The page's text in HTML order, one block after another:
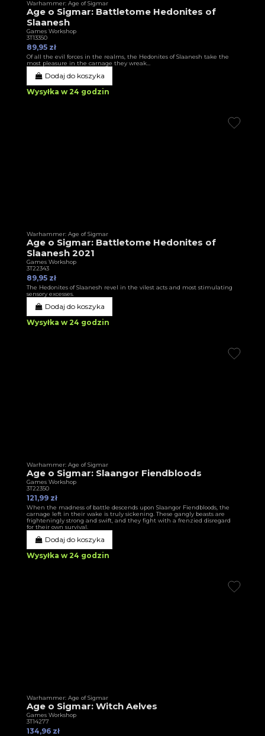
Warhammer: Age of Sigmar
Age o Sigmar: Battletome Hedonites of
Slaanesh
Games Workshop
3T13350
89,95 zł
Of all the evil forces in the realms, the Hedonites of Slaanesh take the
most pleasure in the carnage they wreak…
Dodaj do koszyka
Wysyłka w 24 godzin
Warhammer: Age of Sigmar
Age o Sigmar: Battletome Hedonites of
Slaanesh 2021
Games Workshop
3T22343
89,95 zł
The Hedonites of Slaanesh revel in the vilest acts and most stimulating
sensory excesses.
Dodaj do koszyka
Wysyłka w 24 godzin
Warhammer: Age of Sigmar
Age o Sigmar: Slaangor Fiendbloods
Games Workshop
3T22350
121,99 zł
When the madness of battle descends upon Slaangor Fiendbloods, the
carnage left in their wake is truly sickening. These gangly beasts are
frighteningly strong and swift, and they fight with a frenzied disregard
for their own survival.
Dodaj do koszyka
Wysyłka w 24 godzin
Warhammer: Age of Sigmar
Age o Sigmar: Witch Aelves
Games Workshop
3T14277
134,96 zł